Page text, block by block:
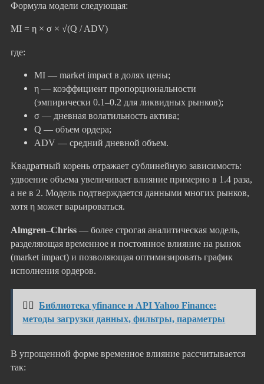
Формула модели следующая:
MI = η × σ × √(Q / ADV)
где:
MI — market impact в долях цены;
η — коэффициент пропорциональности
(эмпирически 0.1–0.2 для ликвидных рынков);
σ — дневная волатильность актива;
Q — объем ордера;
ADV — средний дневной объем.
Квадратный корень отражает сублинейную зависимость:
удвоение объема увеличивает влияние примерно в 1.4 раза,
а не в 2. Модель подтверждается данными многих рынков,
хотя η может варьироваться.
Almgren–Chriss — более строгая аналитическая модель,
разделяющая временное и постоянное влияние на рынок
(market impact) и позволяющая оптимизировать график
исполнения ордеров.
👉🏻
Библиотека yfinance и API Yahoo Finance:
методы загрузки данных, фильтры, параметры
В упрощенной форме временное влияние рассчитывается
так: